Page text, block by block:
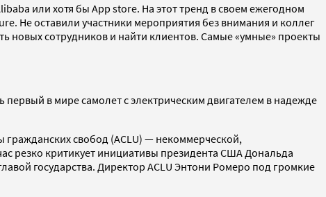
или хотя бы App store. На этот тренд в своем ежегодном
Не оставили участники мероприятия без внимания и коллег
новых сотрудников и найти клиентов. Самые «умные» проекты
первый в мире самолет с электрическим двигателем в надежде
гражданских свобод (ACLU) — некоммерческой,
резко критикует инициативы президента США Дональда
государства. Директор ACLU Энтони Ромеро под громкие